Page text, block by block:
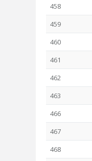
458
459
460
461
462
463
466
467
468